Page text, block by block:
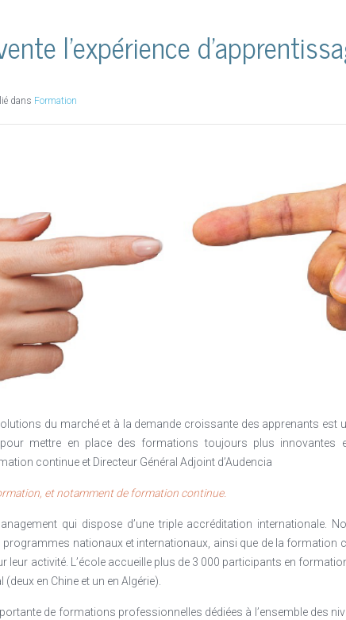
qui misent aussi sur l’innovation managériale,
font face à de nombreuses limites … Les contenus
impliqués dans les formations. Le rapport de l’apprenant face
plus activement dans sa formation. Dans le même temps,
L’apprentissage des nouvelles compétences doit être en
de disponibilité des apprenants.
il y a 15 ans, le transfert de savoirs académiques et
voit se constituer des communautés d’apprentissage qui, si elles
leurs objectifs de savoir ou de compétences.
est devenu Digital learning. Toujours en anglais, ce
des contenus d’apprentissage depuis les MOOCs,
l'expérience
dans Formation
du marché et à la demande croissante des apprenants est
mettre en place des formations toujours plus innovantes
continue et Directeur Général Adjoint d’Audencia
et notamment de formation continue.
qui dispose d’une triple accréditation internationale.
nationaux et internationaux, ainsi que de la formation
leur activité. L’école accueille plus de 3 000 participants en
en Chine et un en Algérie).
de formations professionnelles dédiées à l’ensemble des